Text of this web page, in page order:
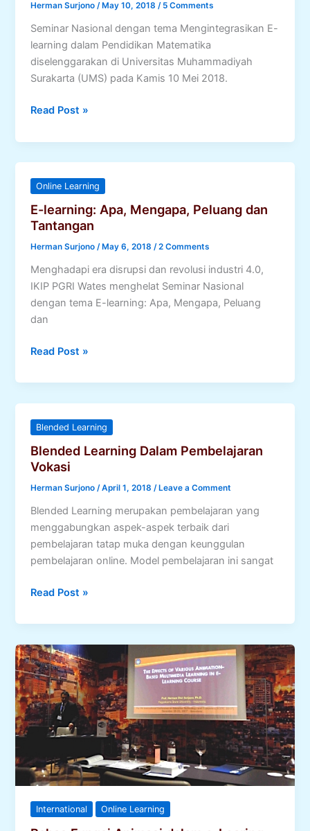
Herman Surjono/ May 10, 2018/ 5 Comments
Seminar Nasional dengan tema Mengintegrasikan E-
learning dalam Pendidikan Matematika
diselenggarakan di Universitas Muhammadiyah
Surakarta (UMS) pada Kamis 10 Mei 2018.
E-
Untuk
Pembelajaran
Matematika
Read Post »
Online Learning
E-learning: Apa, Mengapa, Peluang dan
Tantangan
Herman Surjono/ May 6, 2018/2 Comments
Menghadapi era disrupsi dan revolusi industri 4.0,
IKIP PGRI Wates menghelat Seminar Nasional
dengan tema E-learning: Apa, Mengapa, Peluang
dan
E-
Apa,
Mengapa,
Peluang
dan
Tantangan
Read Post »
Blended Learning
Blended Learning Dalam Pembelajaran
Vokasi
Herman Surjono/April 1, 2018/ Leave a Comment
Blended Learning merupakan pembelajaran yang
menggabungkan aspek-aspek terbaik dari
pembelajaran tatap muka dengan keunggulan
pembelajaran online. Model pembelajaran ini sangat
Blended
Dalam
Pembelajaran
Vokasi
Read Post »
International Online Learning